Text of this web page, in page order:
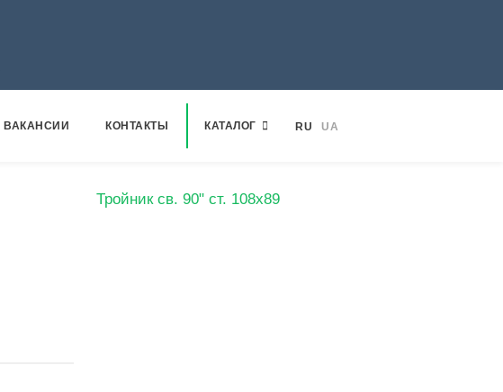
ВАКАНСИИ КОНТАКТЫ КАТАЛОГ RU UA
Тройник св. 90" ст. 108х89